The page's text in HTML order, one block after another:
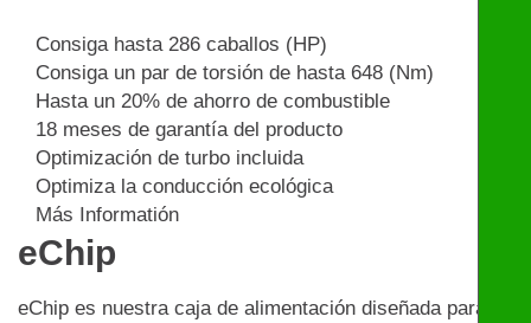
Consiga hasta 286 caballos (HP)
Consiga un par de torsión de hasta 648 (Nm)
Hasta un 20% de ahorro de combustible
18 meses de garantía del producto
Optimización de turbo incluida
Optimiza la conducción ecológica
Más Informatión
eChip
eChip es nuestra caja de alimentación diseñada para un